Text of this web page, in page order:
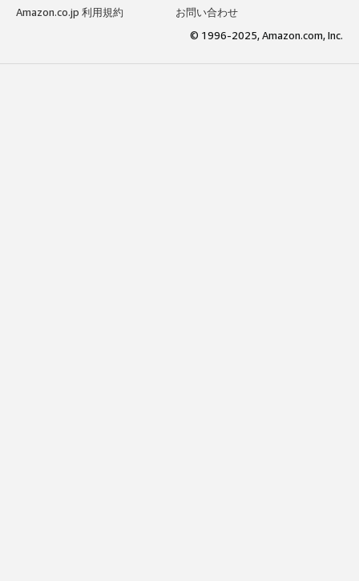
Amazon.co.jp 利用規約
お問い合わせ
© 1996-2025, Amazon.com, Inc.